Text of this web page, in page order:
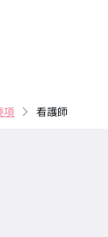
項 看護師